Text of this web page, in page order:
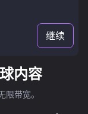
继续
内容
带宽。